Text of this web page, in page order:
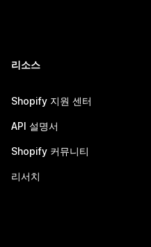
리소스
Shopify 지원 센터
API 설명서
Shopify 커뮤니티
리서치